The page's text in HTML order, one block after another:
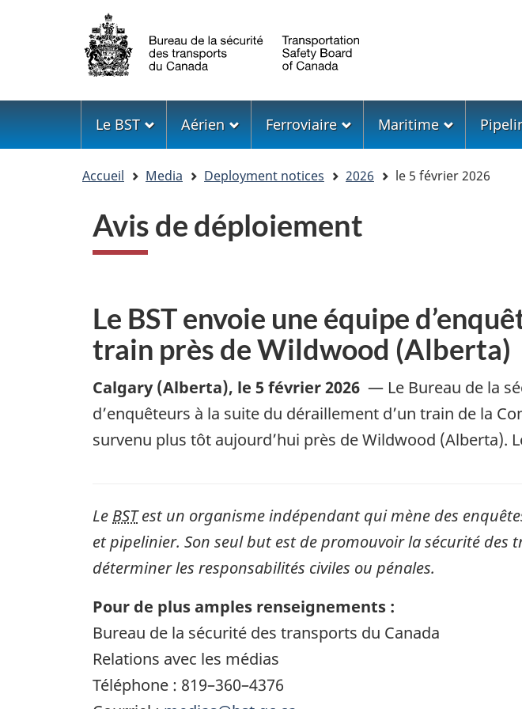
Sélection
de
la
langue
Menu
Le BST Aérien Ferroviaire Maritime
Accueil Media Deployment notices 2026 le 5 février 2026
Avis de déploiement
Le BST envoie une équipe
train près de Wildwood (Alberta)
Calgary (Alberta), le 5 février 2026 — Le Bureau de la
d’enquêteurs à la suite du déraillement d’un train de la
survenu plus tôt aujourd’hui près de Wildwood (Alberta).
Le BSTest un organisme indépendant qui mène des
et pipelinier. Son seul but est de promouvoir la sécurité
déterminer les responsabilités civiles ou pénales.
Pour de plus amples renseignements :
Bureau de la sécurité des transports du Canada
Relations avec les médias
Téléphone : 819–360–4376